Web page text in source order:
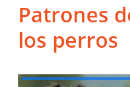
Patrones
los perros